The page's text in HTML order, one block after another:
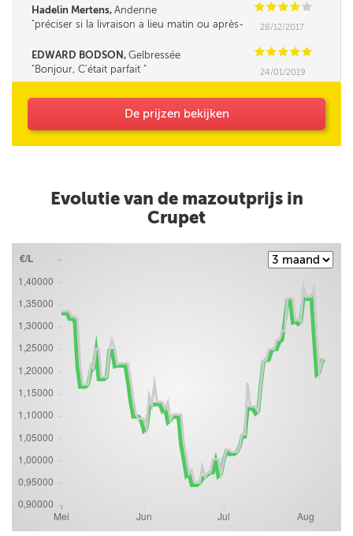
Hadelin Mertens, Andenne CCCC C
préciser si la livraison a lieu matin ou après-
28/12/2017
EDWARD BODSON, Gelbressée CCCCC
Bonjour, C'était parfait
24/01/2019
De prijzen bekijken
Evolutie van de mazoutprijs in
Crupet